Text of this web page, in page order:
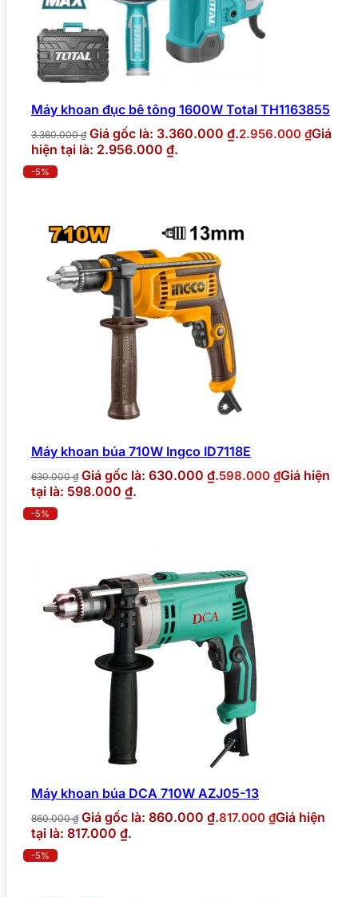
Máy khoan đục bê tông 1600W Total TH1163855
3.360.000₫ Giá gốc là: 3.360.000 ₫.2.956.000 ₫Giá
hiện tại là: 2.956.000 ₫.
-5%
Máy khoan búa 710W Ingco ID7118E
630.000₫ Giá gốc là: 630.000 ₫.598.000 ₫Giá hiện
tại là: 598.000 ₫.
-5%
Máy khoan búa DCA 710W AZJ05-13
860.000₫ Giá gốc là: 860.000 ₫.817.000 ₫Giá hiện
tại là: 817.000 ₫.
-5%